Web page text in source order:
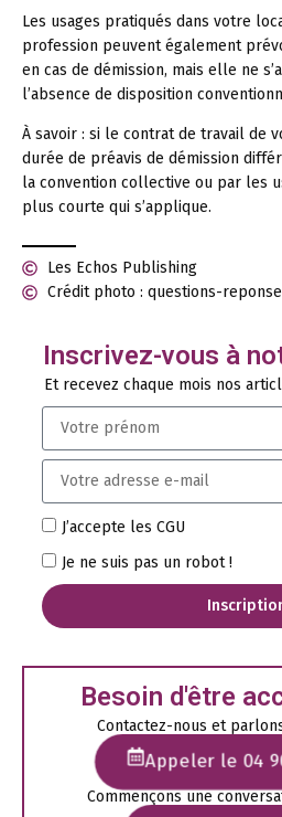
Les usages pratiqués dans votre
profession peuvent également
en cas de démission, mais elle ne
l’absence de disposition
À savoir : si le contrat de travail de
durée de préavis de démission
la convention collective ou par les
plus courte qui s’applique.
Les Echos Publishing
Crédit photo : questions-
Inscrivez-vous à
Et recevez chaque mois nos
J’accepte les CGU
Je ne suis pas un robot !
Besoin d'être
Contactez-nous et
Appeler le 04
Commençons une